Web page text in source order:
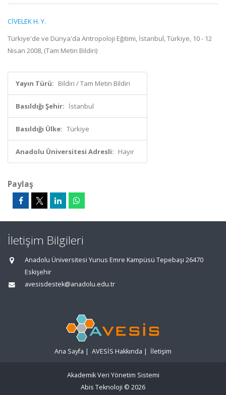
CİVELEK H. Y.
Türkiye'de ve Dünya'da Antropoloji Eğitimi, İstanbul, Türkiye, 10 - 12
Nisan 2008, (Tam Metin Bildiri)
Yayın Türü: Bildiri / Tam Metin Bildiri
Basıldığı Şehir: İstanbul
Basıldığı Ülke: Türkiye
Anadolu Üniversitesi Adresli: Hayır
Paylaş
İletişim Bilgileri
Anadolu Üniversitesi Yunus Emre Kampüsü Tepebaşı 26470
Eskişehir
avesisdestek@anadolu.edu.tr
Ana Sayfa | AVESİS Hakkında | İletişim
Akademik Veri Yönetim Sistemi
Abis Teknoloji © 2026